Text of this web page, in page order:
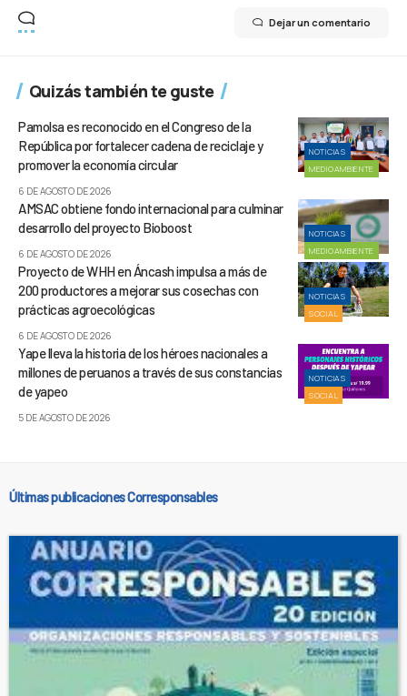
Dejar un comentario
Quizás también te guste
NOTICIAS
MEDIOAMBIENTE
Pamolsa es reconocido en el Congreso de la
República por fortalecer cadena de reciclaje y
promover la economía circular
6 DE AGOSTO DE 2026
NOTICIAS
MEDIOAMBIENTE
AMSAC obtiene fondo internacional para culminar
desarrollo del proyecto Bioboost
6 DE AGOSTO DE 2026
NOTICIAS
SOCIAL
Proyecto de WHH en Áncash impulsa a más de
200 productores a mejorar sus cosechas con
prácticas agroecológicas
6 DE AGOSTO DE 2026
NOTICIAS
SOCIAL
Yape lleva la historia de los héroes nacionales a
millones de peruanos a través de sus constancias
de yapeo
5 DE AGOSTO DE 2026
Últimas publicaciones Corresponsables